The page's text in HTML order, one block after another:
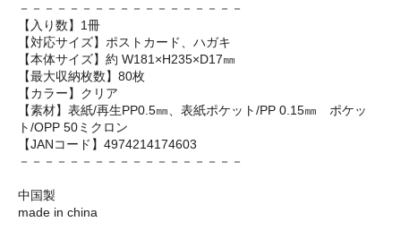
－－－－－－－－－－－－－－－－－－
【入り数】1冊
【対応サイズ】ポストカード、ハガキ
【本体サイズ】約 W181×H235×D17㎜
【最大収納枚数】80枚
【カラー】クリア
【素材】表紙/再生PP0.5㎜、表紙ポケット/PP 0.15㎜ ポケッ
ト/OPP 50ミクロン
【JANコード】4974214174603
－－－－－－－－－－－－－－－－－－
中国製
made in china